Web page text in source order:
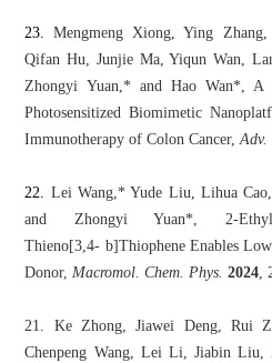
23.
Mengmeng Xiong, Ying
Qifan Hu, Junjie Ma, Yiqun Wan,
Zhongyi Yuan,* and Hao Wan*, A
Photosensitized Biomimetic
Immunotherapy of Colon Cancer,Adv.
22. Lei Wang,* Yude Liu, Lihua
and Zhongyi Yuan*, 2-
Thieno[3,4- b]Thiophene Enables
Donor,Macromol. Chem. Phys. 2024,
21. Ke Zhong, Jiawei Deng, Rui
Chenpeng Wang, Lei Li, Jiabin